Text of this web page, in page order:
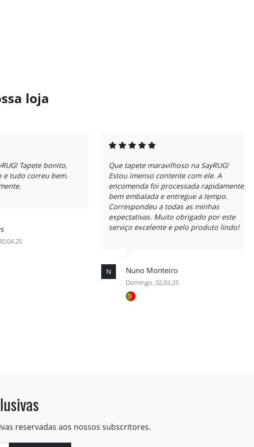
loja
Tapete bonito,
e tudo correu bem.
Que tapete maravilhoso na SayRUG!
Estou imenso contente com ele. A
encomenda foi processada rapidamente,
bem embalada e entregue a tempo.
Correspondeu a todas as minhas
expectativas. Muito obrigado por este
serviço excelente e pelo produto lindo!
N Nuno Monteiro
Domingo, 02.03.25
reservadas aos nossos subscritores.